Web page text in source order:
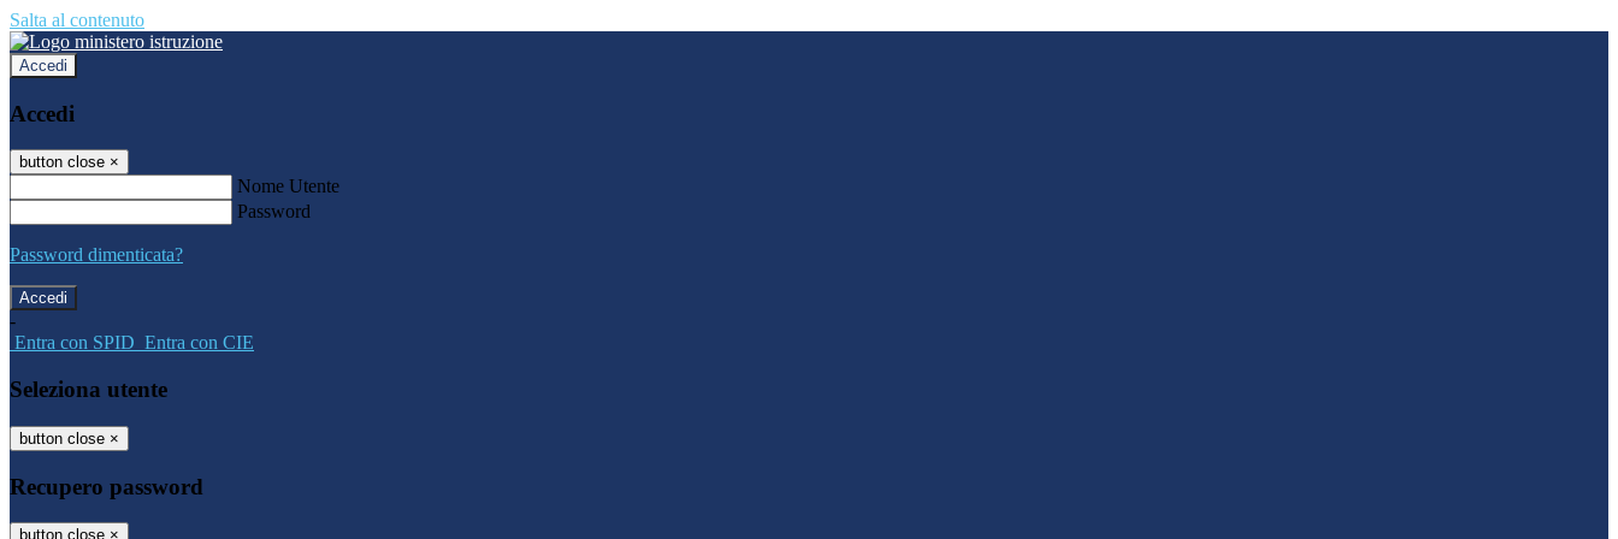
Salta al contenuto
Accedi
Accedi
button close ×
Nome Utente
Password
Password dimenticata?
-
Entra con SPID Entra con CIE
Seleziona utente
button close ×
Recupero password
button close ×